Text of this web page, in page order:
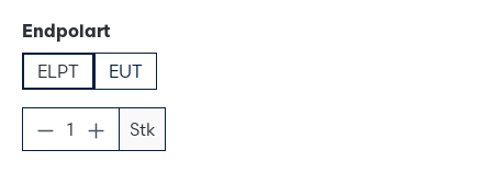
Endpolartauswählen
ELPT
EUT
Produkt Anzahl: Gib den gewünschten
Stk